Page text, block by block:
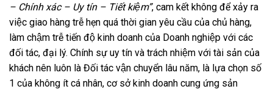
– Chính xác – Uy tín – Tiết kiệm”, cam kết không để xảy ra
việc giao hàng trễ hẹn quá thời gian yêu cầu của chủ hàng,
làm chậm trễ tiến độ kinh doanh của Doanh nghiệp với các
đối tác, đại lý. Chính sự uy tín và trách nhiệm với tài sản của
khách nên luôn là Đối tác vận chuyển lâu năm, là lựa chọn số
1 của không ít cá nhân, cơ sở kinh doanh cung ứng sản